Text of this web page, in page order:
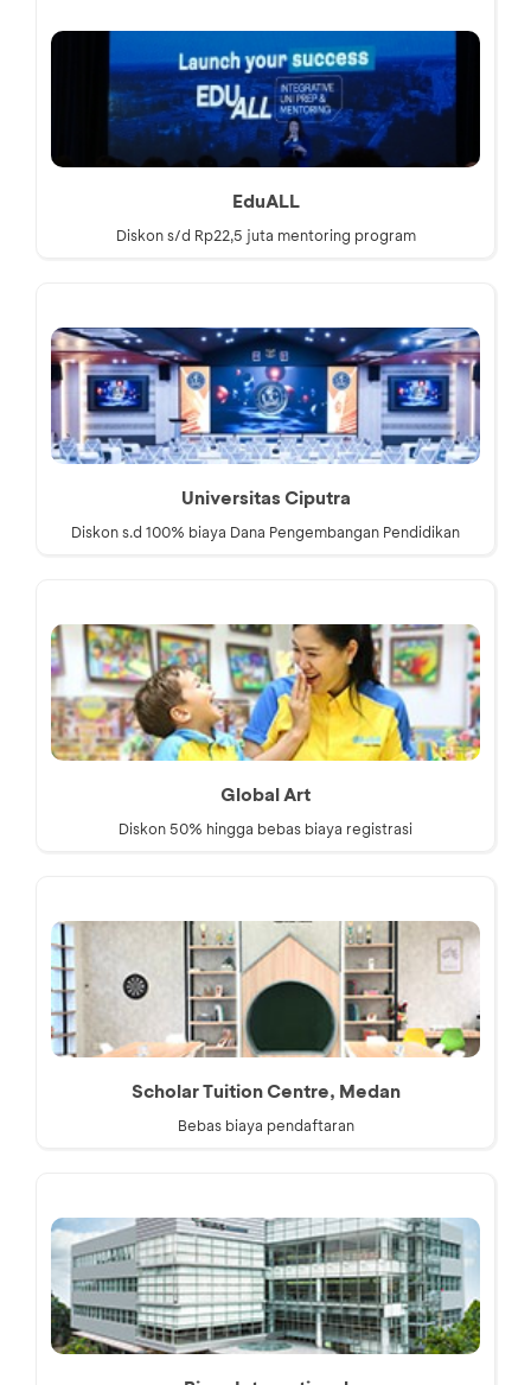
EduALL
Diskon s/d Rp22,5 juta mentoring program
Universitas Ciputra
Diskon s.d 100% biaya Dana Pengembangan Pendidikan
Global Art
Diskon 50% hingga bebas biaya registrasi
Scholar Tuition Centre, Medan
Bebas biaya pendaftaran